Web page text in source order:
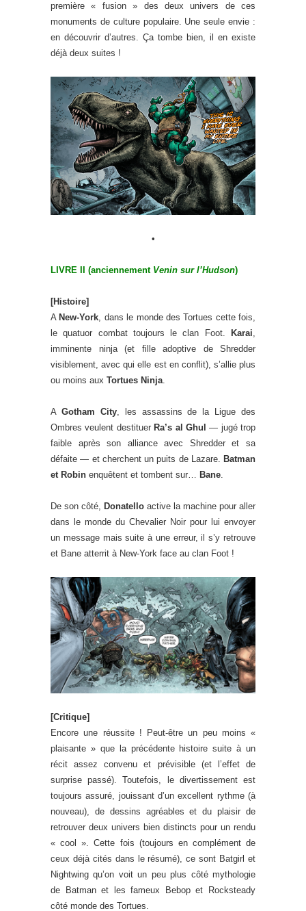
première « fusion » des deux univers de ces
monuments de culture populaire. Une seule envie :
en découvrir d’autres. Ça tombe bien, il en existe
déjà deux suites !
•
LIVRE II (anciennement Venin sur l’Hudson)
[Histoire]
A New-York , dans le monde des Tortues cette fois,
le quatuor combat toujours le clan Foot.
Karai
imminente ninja (et fille adoptive de Shredder
visiblement, avec qui elle est en conflit), s’allie plus
ou moins aux Tortues Ninja
A Gotham City, les assassins de la Ligue des
Ombres veulent destituer Ra’s al Ghul — jugé trop
faible après son alliance avec Shredder et sa
défaite — et cherchent un puits de Lazare.
Batman
et Robin enquêtent et tombent sur… Bane
De son côté, Donatello active la machine pour aller
dans le monde du Chevalier Noir pour lui envoyer
un message mais suite à une erreur, il s’y retrouve
et Bane atterrit à New-York face au clan Foot !
[Critique]
Encore une réussite ! Peut-être un peu moins «
plaisante » que la précédente histoire suite à un
récit assez convenu et prévisible (et l’effet de
surprise passé). Toutefois, le divertissement est
toujours assuré, jouissant d’un excellent rythme (à
nouveau), de dessins agréables et du plaisir de
retrouver deux univers bien distincts pour un rendu
« cool ». Cette fois (toujours en complément de
ceux déjà cités dans le résumé), ce sont Batgirl et
Nightwing qu’on voit un peu plus côté mythologie
de Batman et les fameux Bebop et Rocksteady
côté monde des Tortues.